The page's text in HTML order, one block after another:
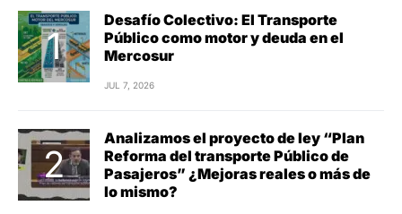
Desafío Colectivo: El Transporte
Público como motor y deuda en el
Mercosur
JUL 7, 2026
Analizamos el proyecto de ley “Plan
Reforma del transporte Público de
Pasajeros” ¿Mejoras reales o más de
lo mismo?